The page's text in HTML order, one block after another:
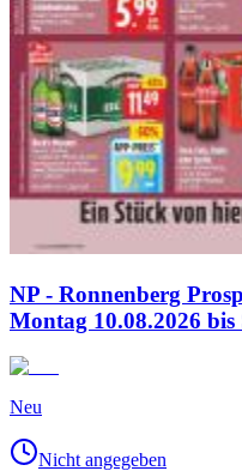
NP - Ronnenberg
Montag 10.08.2026 bis
Neu
Nicht angegeben